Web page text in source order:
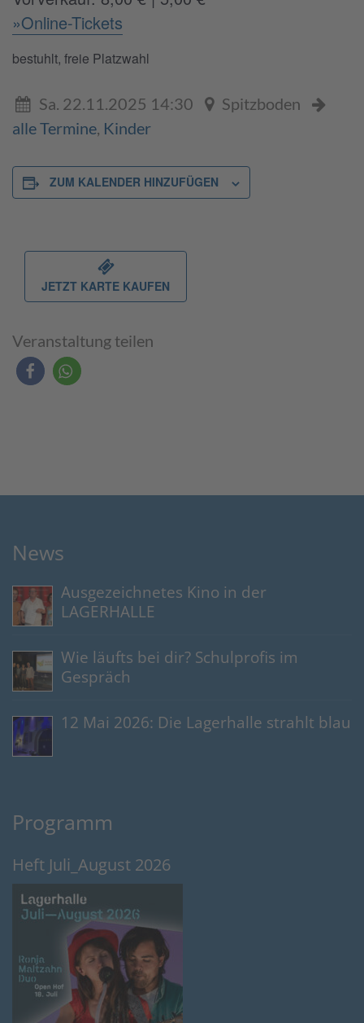
»Online-Tickets
bestuhlt, freie Platzwahl
Sa. 22.11.2025 14:30
Spitzboden
alle Termine, Kinder
ZUM KALENDER HINZUFÜGEN
JETZT KARTE KAUFEN
Veranstaltung teilen
News
Ausgezeichnetes Kino in der
LAGERHALLE
Wie läufts bei dir? Schulprofis im
Gespräch
12 Mai 2026: Die Lagerhalle strahlt blau
Programm
Heft Juli_August 2026